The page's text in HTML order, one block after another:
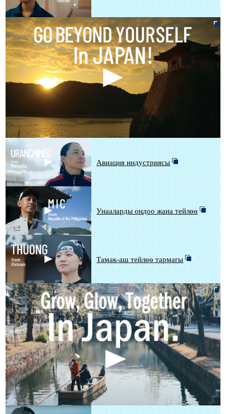
Авиация индустриясы
Унааларды оңдоо жана тейлөө
Тамак-аш тейлөө тармагы